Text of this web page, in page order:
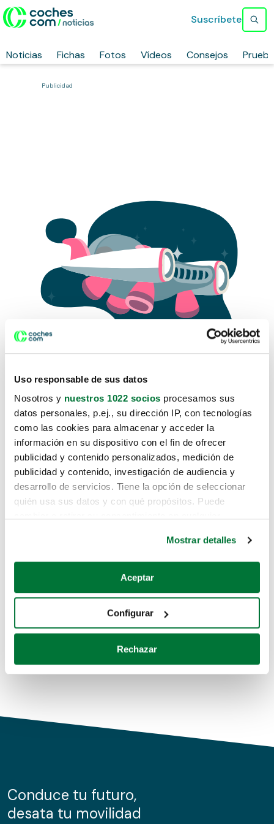
Uso responsable de sus datos
Nosotros y nuestros 1022 socios procesamos sus
datos personales, p.ej., su dirección IP, con tecnologías
como las cookies para almacenar y acceder la
información en su dispositivo con el fin de ofrecer
publicidad y contenido personalizados, medición de
publicidad y contenido, investigación de audiencia y
desarrollo de servicios. Tiene la opción de seleccionar
quién usa sus datos y con qué propósitos. Puede
Si lo permite, también quisiéramos:
Recopilar información sobre su ubicación geográfica
Identificar su dispositivo analizándolo activamente
para buscar características específicas (huellas
Obtenga más información sobre cómo se procesan sus
de cookies.
información sobre el uso que haga del sitio web con
nuestros partners de redes sociales, publicidad y análisis
Mostrar detalles
Aceptar
Configurar
Rechazar
Noticias Fichas Fotos Vídeos Consejos
Suscríbete
Publicidad
Lo sentimos, no sabemos como
te hemos traido hasta aquí.
Pero puedes encontrar el coche que estás
buscando en alguno de estos enlaces:
Coches de segunda mano
Coches de km0
Conduce tu futuro,
desata tu movilidad